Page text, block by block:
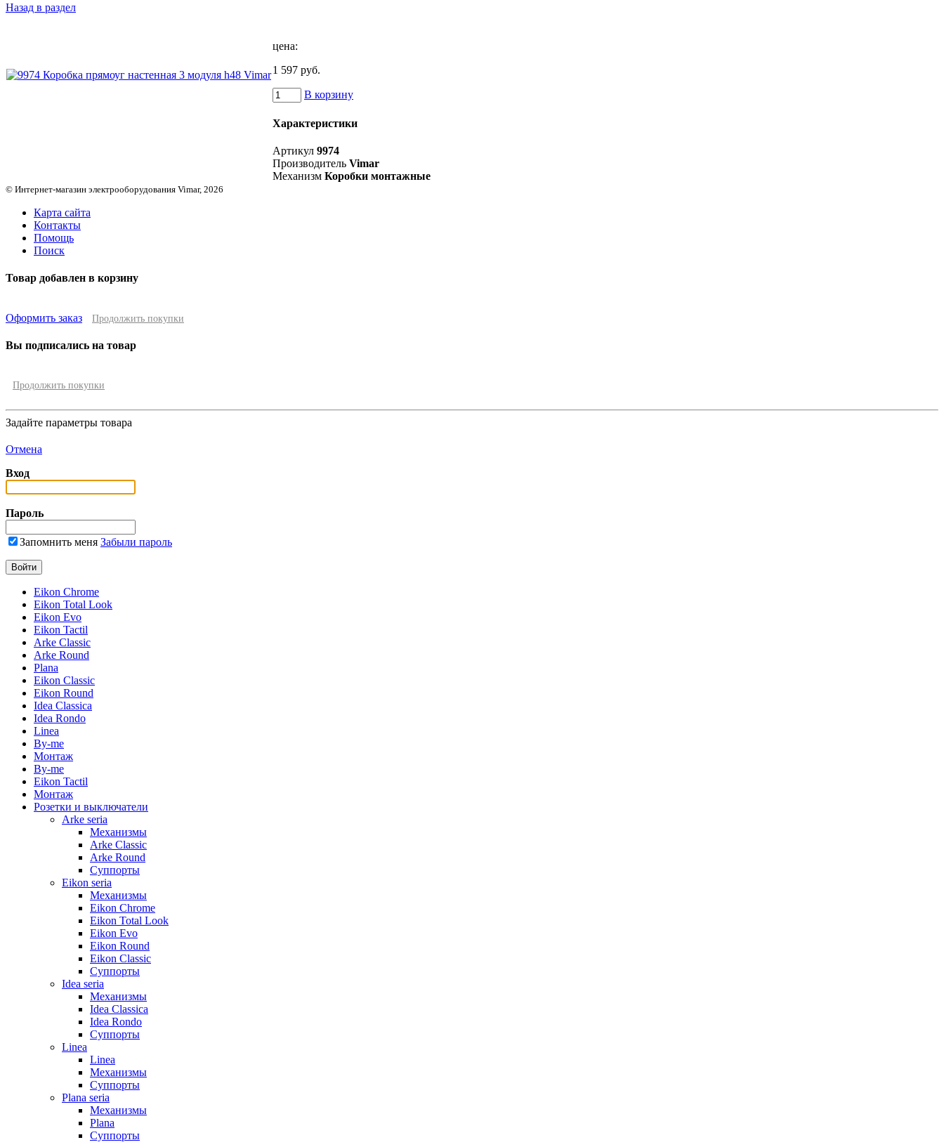
Назад в раздел
цена:
1 597 руб.
В корзину
Характеристики
Артикул 9974
Производитель Vimar
Механизм Коробки монтажные
© Интернет-магазин электрооборудования Vimar, 2026
Карта сайта
Контакты
Помощь
Поиск
Товар добавлен в корзину
Оформить заказ Продолжить покупки
Вы подписались на товар
Продолжить покупки
Задайте параметры товара
Отмена
Вход
Пароль
Запомнить меня Забыли пароль
Eikon Chrome
Eikon Total Look
Eikon Evo
Eikon Tactil
Arke Classic
Arke Round
Plana
Eikon Classic
Eikon Round
Idea Classica
Idea Rondo
Linea
By-me
Монтаж
By-me
Eikon Tactil
Монтаж
Розетки и выключатели
Arke seria
Механизмы
Arke Classic
Arke Round
Суппорты
Eikon seria
Механизмы
Eikon Chrome
Eikon Total Look
Eikon Evo
Eikon Round
Eikon Classic
Суппорты
Idea seria
Механизмы
Idea Classica
Idea Rondo
Суппорты
Linea
Linea
Механизмы
Суппорты
Plana seria
Механизмы
Plana
Суппорты